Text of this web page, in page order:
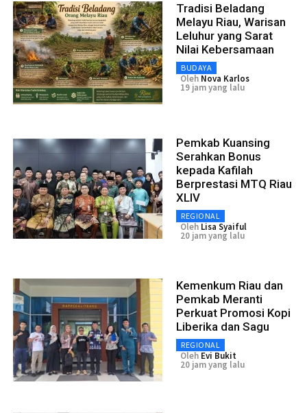
Tradisi Beladang
Melayu Riau, Warisan
Leluhur yang Sarat
Nilai Kebersamaan
BUDAYA
Oleh Nova Karlos
19 jam yang lalu
Pemkab Kuansing
Serahkan Bonus
kepada Kafilah
Berprestasi MTQ Riau
XLIV
REGIONAL
Oleh Lisa Syaiful
20 jam yang lalu
Kemenkum Riau dan
Pemkab Meranti
Perkuat Promosi Kopi
Liberika dan Sagu
REGIONAL
Oleh Evi Bukit
20 jam yang lalu